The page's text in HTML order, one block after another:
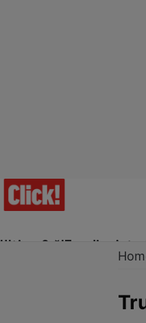
Ultima Oră!Trending